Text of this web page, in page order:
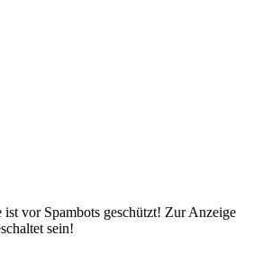
vor Spambots geschützt! Zur Anzeige
sein!